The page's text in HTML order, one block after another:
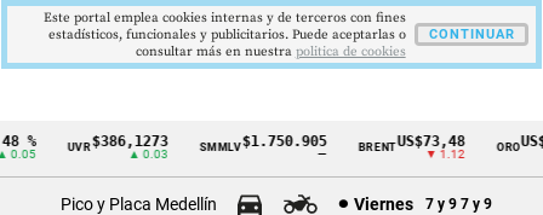
Cintillo
UVR$386,1273
▲ 0.03
SMMLV$1.750.905 BRENTUS$73,48
▼ 1.12
ORO
Pico y Placa Medellín Viernes 7 y 9 7 y 9
Este portal emplea cookies internas y de terceros con fines
estadísticos, funcionales y publicitarios. Puede aceptarlas o
consultar más en nuestra politica de cookies
CONTINUAR